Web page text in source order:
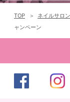
TOP ネイルサロ
ャンペーン